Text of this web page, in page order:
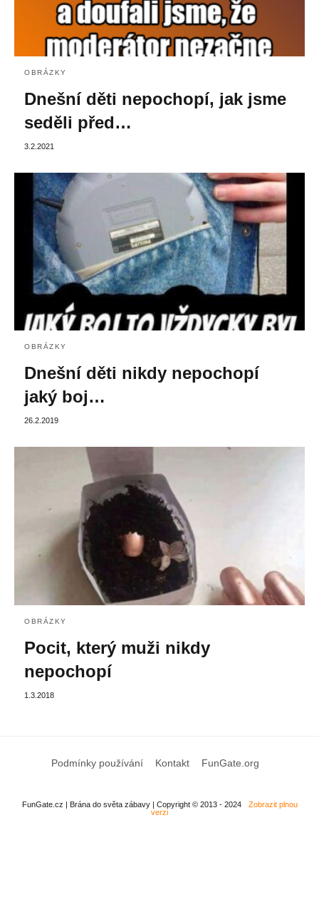
OBRÁZKY
Dnešní děti nepochopí, jak jsme
seděli před…
3.2.2021
OBRÁZKY
Dnešní děti nikdy nepochopí
jaký boj…
26.2.2019
OBRÁZKY
Pocit, který muži nikdy
nepochopí
1.3.2018
Podmínky používání Kontakt FunGate.org
FunGate.cz | Brána do světa zábavy | Copyright © 2013 - 2024
Zobrazit plnou
verzi